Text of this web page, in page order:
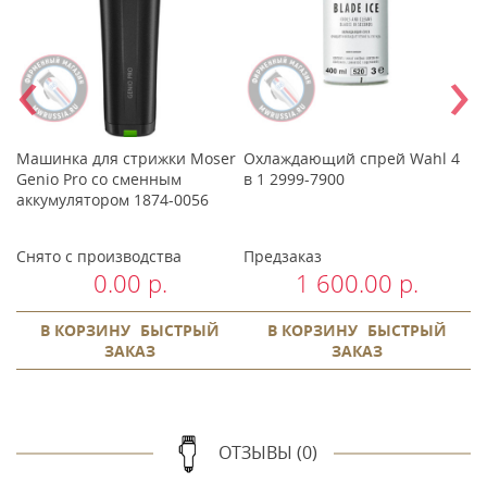
Машинка для стрижки Moser
Genio Pro со сменным
аккумулятором 1874-0056
Снято с производства
0.00 р.
В КОРЗИНУ БЫСТРЫЙ
ЗАКАЗ
Охлаждающий спрей Wahl 4
в 1 2999-7900
Предзаказ
1 600.00 р.
В КОРЗИНУ БЫСТРЫЙ
ЗАКАЗ
‹ ›
ОТЗЫВЫ (0)